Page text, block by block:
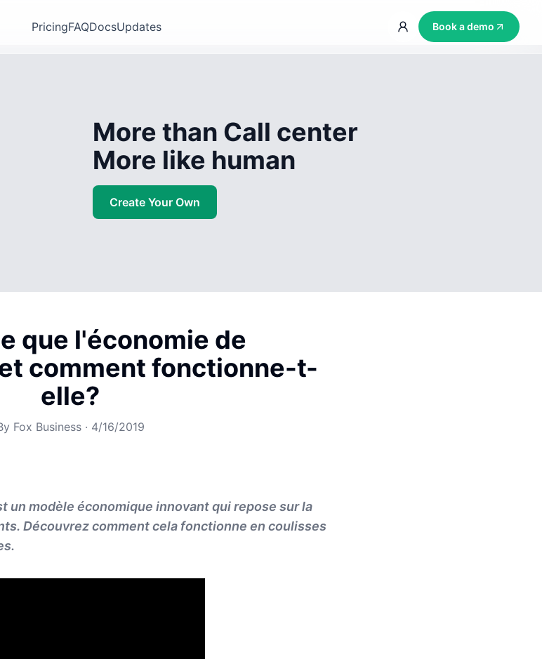
PricingFAQDocsUpdates Book a demo
More than Call center
More like human
Create Your Own
que l'économie de
comment fonctionne-t-
elle?
Fox Business· 4/16/2019
un modèle économique innovant qui repose sur la
Découvrez comment cela fonctionne en coulisses